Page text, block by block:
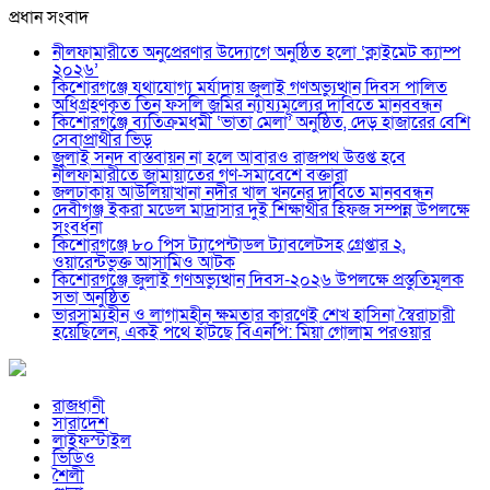
প্রধান সংবাদ
নীলফামারীতে অনুপ্রেরণার উদ্যোগে অনুষ্ঠিত হলো ‘ক্লাইমেট ক্যাম্প
২০২৬’
কিশোরগঞ্জে যথাযোগ্য মর্যাদায় জুলাই গণঅভ্যুত্থান দিবস পালিত
অধিগ্রহণকৃত তিন ফসলি জমির ন্যায্যমূল্যের দাবিতে মানববন্ধন
কিশোরগঞ্জে ব্যতিক্রমধর্মী ‘ভাতা মেলা’ অনুষ্ঠিত, দেড় হাজারের বেশি
সেবাপ্রার্থীর ভিড়
জুলাই সনদ বাস্তবায়ন না হলে আবারও রাজপথ উত্তপ্ত হবে
নীলফামারীতে জামায়াতের গণ-সমাবেশে বক্তারা
জলঢাকায় আউলিয়াখানা নদীর খাল খননের দাবিতে মানববন্ধন
দেবীগঞ্জ ইকরা মডেল মাদ্রাসার দুই শিক্ষার্থীর হিফজ সম্পন্ন উপলক্ষে
সংবর্ধনা
কিশোরগঞ্জে ৮০ পিস ট্যাপেন্টাডল ট্যাবলেটসহ গ্রেপ্তার ২,
ওয়ারেন্টভুক্ত আসামিও আটক
কিশোরগঞ্জে জুলাই গণঅভ্যুত্থান দিবস-২০২৬ উপলক্ষে প্রস্তুতিমূলক
সভা অনুষ্ঠিত
ভারসাম্যহীন ও লাগামহীন ক্ষমতার কারণেই শেখ হাসিনা স্বৈরাচারী
হয়েছিলেন, একই পথে হাঁটছে বিএনপি: মিয়া গোলাম পরওয়ার
রাজধানী
সারাদেশ
লাইফস্টাইল
ভিডিও
শৈলী